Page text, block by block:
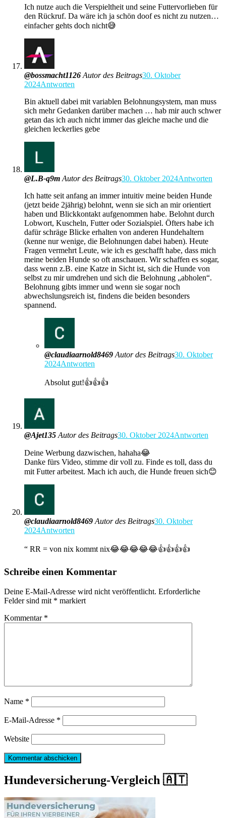
Ich nutze auch die Verspieltheit und seine Futtervorlieben für
den Rückruf. Da wäre ich ja schön doof es nicht zu nutzen…
einfacher gehts doch nicht😅
@bossmacht1126 Autor des Beitrags30. Oktober
2024Antworten
Bin aktuell dabei mit variablen Belohnungsystem, man muss
sich mehr Gedanken darüber machen … hab mir auch schwer
getan das ich auch nicht immer das gleiche mache und die
gleichen leckerlies gebe
@L.B-q9m Autor des Beitrags30. Oktober 2024Antworten
Ich hatte seit anfang an immer intuitiv meine beiden Hunde
(jetzt beide 2jährig) belohnt, wenn sie sich an mir orientiert
haben und Blickkontakt aufgenommen habe. Belohnt durch
Lobwort, Kuscheln, Futter oder Sozialspiel. Öfters habe ich
dafür schräge Blicke erhalten von anderen Hundehaltern
(kenne nur wenige, die Belohnungen dabei haben). Heute
Fragen vermehrt Leute, wie ich es geschafft habe, dass mich
meine beiden Hunde so oft anschauen. Wir schaffen es sogar,
dass wenn z.B. eine Katze in Sicht ist, sich die Hunde von
selbst zu mir umdrehen und sich die Belohnung „abholen“.
Belohnung gibts immer und wenn sie sogar noch
abwechslungsreich ist, findens die beiden besonders
spannend.
@claudiaarnold8469 Autor des Beitrags30. Oktober
2024Antworten
Absolut gut!👍👍👍
@Ajet135 Autor des Beitrags30. Oktober 2024Antworten
Deine Werbung dazwischen, hahaha😂
Danke fürs Video, stimme dir voll zu. Finde es toll, dass du
mit Futter arbeitest. Mach ich auch, die Hunde freuen sich😊
@claudiaarnold8469 Autor des Beitrags30. Oktober
2024Antworten
“ RR = von nix kommt nix😂😂😂😂😂👍👍👍👍
Schreibe einen Kommentar
Deine E-Mail-Adresse wird nicht veröffentlicht. Erforderliche
Felder sind mit * markiert
Kommentar *
Name *
E-Mail-Adresse *
Website
Hundeversicherung-Vergleich 🇦🇹